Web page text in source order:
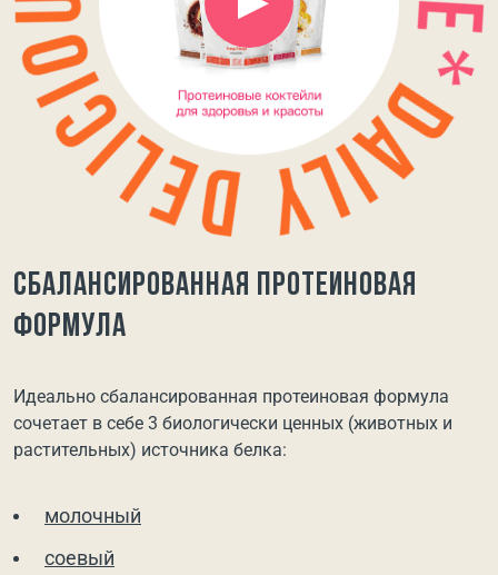
Сбалансированная протеиновая
формула
Идеально сбалансированная протеиновая формула
сочетает в себе 3 биологически ценных (животных и
растительных) источника белка:
молочный
соевый